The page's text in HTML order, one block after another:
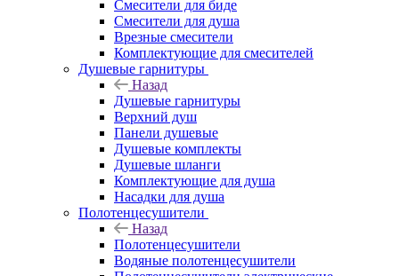
Смесители для биде
Смесители для душа
Врезные смесители
Комплектующие для смесителей
Душевые гарнитуры
Назад
Душевые гарнитуры
Верхний душ
Панели душевые
Душевые комплекты
Душевые шланги
Комплектующие для душа
Насадки для душа
Полотенцесушители
Назад
Полотенцесушители
Водяные полотенцесушители